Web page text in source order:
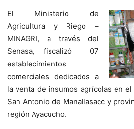
El Ministerio de
Agricultura y Riego –
MINAGRI, a través del
Senasa, fiscalizó 07
establecimientos
comerciales dedicados a
la venta de insumos agrícolas en
San Antonio de Manallasacc y
región Ayacucho.